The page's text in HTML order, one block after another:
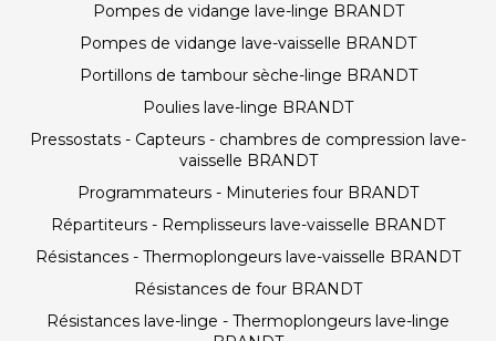
Pompes de vidange lave-linge BRANDT
Pompes de vidange lave-vaisselle BRANDT
Portillons de tambour sèche-linge BRANDT
Poulies lave-linge BRANDT
Pressostats - Capteurs - chambres de compression lave-
vaisselle BRANDT
Programmateurs - Minuteries four BRANDT
Répartiteurs - Remplisseurs lave-vaisselle BRANDT
Résistances - Thermoplongeurs lave-vaisselle BRANDT
Résistances de four BRANDT
Résistances lave-linge - Thermoplongeurs lave-linge